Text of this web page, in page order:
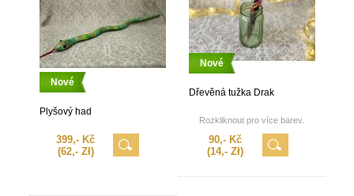
Nové
Plyšový had
399,- Kč
(62,- Zł)
Nové
Dřevěná tužka Drak
Rozkliknout pro více barev.
90,- Kč
(14,- Zł)